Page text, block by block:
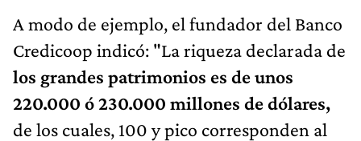
A modo de ejemplo, el fundador del Banco
Credicoop indicó: "La riqueza declarada de
los grandes patrimonios es de unos
220.000 ó 230.000 millones de dólares,
de los cuales, 100 y pico corresponden al